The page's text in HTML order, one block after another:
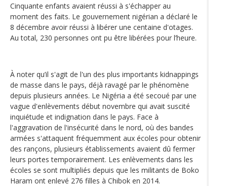
Cinquante enfants avaient réussi à s'échapper au
moment des faits. Le gouvernement nigérian a déclaré le
8 décembre avoir réussi à libérer une centaine d'otages.
Au total, 230 personnes ont pu être libérées pour l’heure.
À noter qu’il s'agit de l'un des plus importants kidnappings
de masse dans le pays, déjà ravagé par le phénomène
depuis plusieurs années. Le Nigéria a été secoué par une
vague d'enlèvements début novembre qui avait suscité
inquiétude et indignation dans le pays. Face à
l'aggravation de l'insécurité dans le nord, où des bandes
armées s'attaquent fréquemment aux écoles pour obtenir
des rançons, plusieurs établissements avaient dû fermer
leurs portes temporairement. Les enlèvements dans les
écoles se sont multipliés depuis que les militants de Boko
Haram ont enlevé 276 filles à Chibok en 2014.